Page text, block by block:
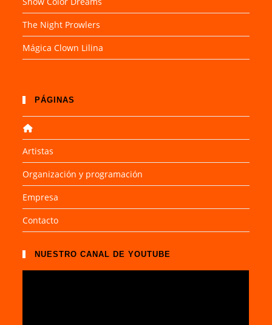
The Night Prowlers
Mágica Clown Lilina
PÁGINAS
Artistas
Organización y programación
Empresa
Contacto
NUESTRO CANAL DE YOUTUBE